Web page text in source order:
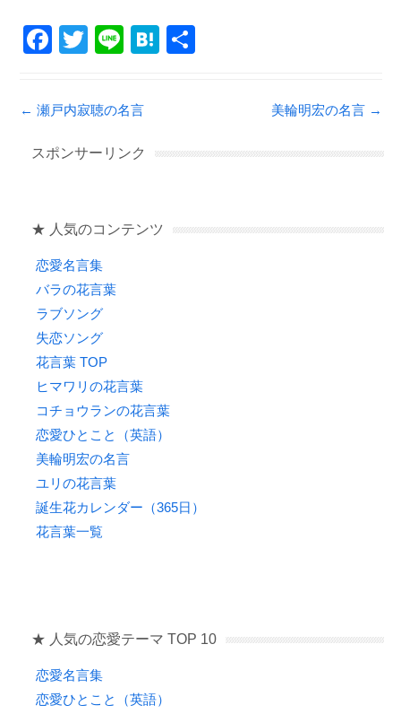
F
c
e
b
k
T
tt
er
Li
e
H
Post navigation
← 瀬戸内寂聴の名言 美輪明宏の名言 →
スポンサーリンク
★ 人気のコンテンツ
恋愛名言集
バラの花言葉
ラブソング
失恋ソング
花言葉 TOP
ヒマワリの花言葉
コチョウランの花言葉
恋愛ひとこと（英語）
美輪明宏の名言
ユリの花言葉
誕生花カレンダー（365日）
花言葉一覧
★ 人気の恋愛テーマ TOP 10
恋愛名言集
恋愛ひとこと（英語）